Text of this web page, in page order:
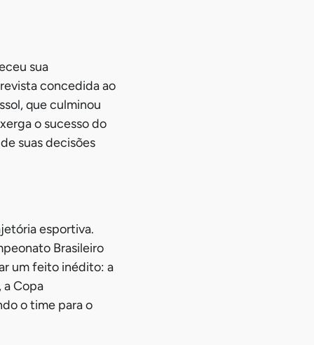
sua
concedida ao
que culminou
o sucesso do
suas decisões
esportiva.
Brasileiro
um feito inédito: a
a Copa
o time para o